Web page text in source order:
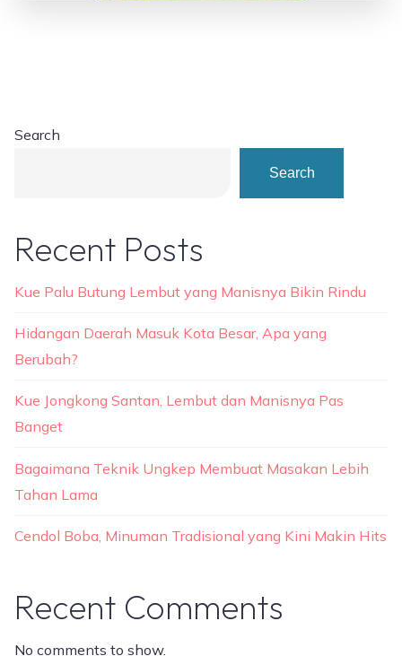
Search
Search
Recent Posts
Kue Palu Butung Lembut yang Manisnya Bikin Rindu
Hidangan Daerah Masuk Kota Besar, Apa yang
Berubah?
Kue Jongkong Santan, Lembut dan Manisnya Pas
Banget
Bagaimana Teknik Ungkep Membuat Masakan Lebih
Tahan Lama
Cendol Boba, Minuman Tradisional yang Kini Makin Hits
Recent Comments
No comments to show.